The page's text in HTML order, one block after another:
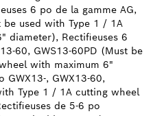
6 po de la gamme AG,
be used with Type 1 / 1A
diameter), Rectifieuses 6
60, GWS13-60PD (Must be
with maximum 6"
, GWX13-60,
Type 1 / 1A cutting wheel
de 5-6 po